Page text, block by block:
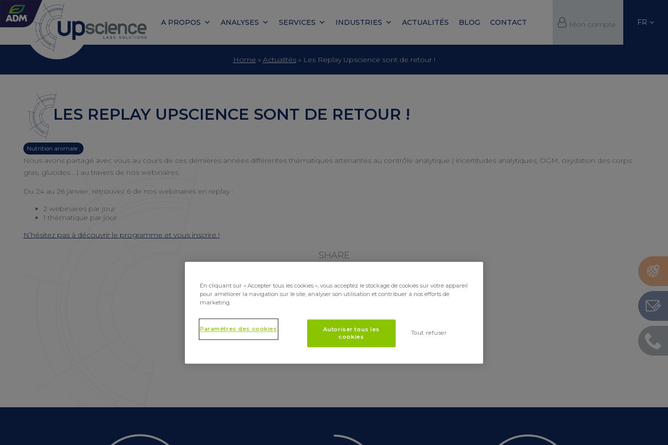
A PROPOS ANALYSES SERVICES INDUSTRIES ACTUALITÉS BLOG CONTACT Mon compte FR
Home » Actualités» Les Replay Upscience sont de retour !
LES REPLAY UPSCIENCE SONT DE RETOUR !
Nutrition animale ,
Nous avons partagé avec vous au cours de ces dernières années différentes thématiques attenantes au contrôle analytique ( incertitudes analytiques, OGM, oxydation des corps
gras, glucides …) au travers de nos webinaires.
Du 24 au 26 janvier, retrouvez 6 de nos webinaires en replay :
2 webinaires par jour
1 thématique par jour
N’hésitez pas à découvrir le programme et vous inscrire !
SHARE
En cliquant sur « Accepter tous les cookies », vous acceptez le stockage de cookies sur votre appareil
pour améliorer la navigation sur le site, analyser son utilisation et contribuer à nos efforts de
marketing.
Paramètres des cookies
Tout refuser
Autoriser tous les
cookies